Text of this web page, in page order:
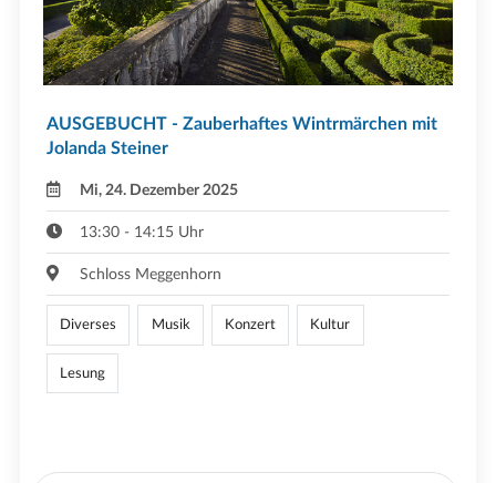
AUSGEBUCHT - Zauberhaftes Wintrmärchen mit
Jolanda Steiner
Mi, 24. Dezember 2025
13:30 - 14:15 Uhr
Schloss Meggenhorn
Diverses Musik Konzert Kultur
Lesung